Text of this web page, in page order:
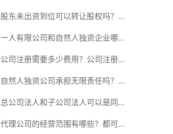
册股份有限公司需要提交哪些材料？
股东未出资到位可以转让股权吗？股
东未出资到位能否分红？
一人有限公司和自然人独资企业哪个
好？一人公司设立条件有哪些？
公司注册需要多少费用？公司注册需
要准备什么材料？
自然人独资公司承担无限责任吗？有
限责任公司与有限责任公司的区别
总公司法人和子公司法人可以是同一
个人吗？总公司更名分公司需要更改
代理公司的经营范围有哪些？都可以